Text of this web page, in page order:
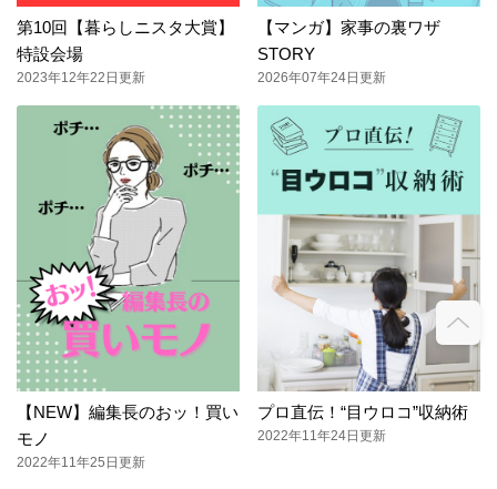
第10回【暮らしニスタ大賞】
特設会場
2023年12年22日更新
【マンガ】家事の裏ワザ
STORY
2026年07年24日更新
【NEW】編集長のおッ！買い
モノ
2022年11年25日更新
プロ直伝！“目ウロコ”収納術
2022年11年24日更新